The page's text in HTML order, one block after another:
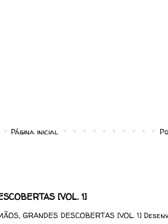
Página inicial
[VOL. 1]
GRANDES DESCOBERTAS [VOL. 1]